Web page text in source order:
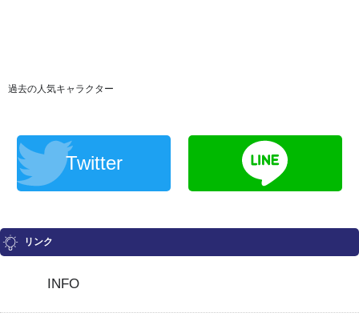
過去の人気キャラクター
Twitter
リンク
INFO